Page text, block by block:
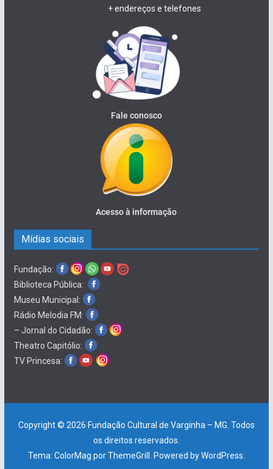
+ endereços e telefones
Fale conosco
Acesso à informação
Mídias sociais
Fundação:
Biblioteca Pública:
Museu Municipal:
Rádio Melodia FM:
– Jornal do Cidadão:
Theatro Capitólio:
TV Princesa:
Copyright © 2026 Fundação Cultural de Varginha – MG . Todos
os direitos reservados.
Tema: ColorMag por ThemeGrill. Powered byWordPress